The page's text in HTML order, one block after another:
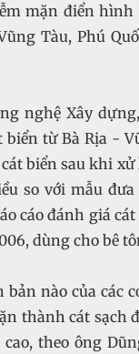
mặn điển
Tàu, Phú
nghệ Xây
từ Bà Rịa -
biển sau khi
so với mẫu
cáo đánh giá
dùng cho bê
nào của các
thành cát sạch
theo ông